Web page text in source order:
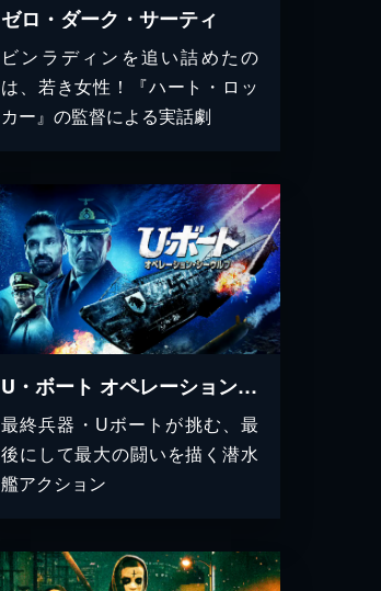
ゼロ・ダーク・サーティ
ビンラディンを追い詰めたの
は、若き女性！『ハート・ロッ
カー』の監督による実話劇
U・ボート オペレーション・シーウルフ
最終兵器・Uボートが挑む、最
後にして最大の闘いを描く潜水
艦アクション